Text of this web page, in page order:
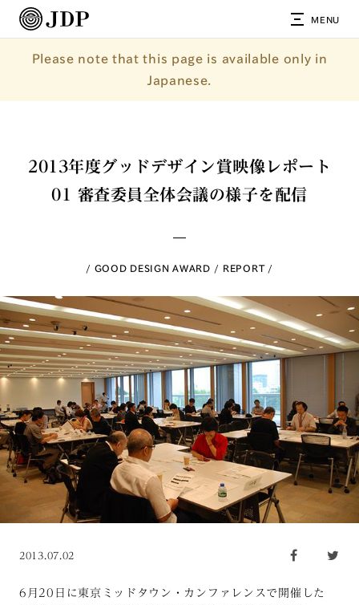
MENU
Please note that this page is available only in
Japanese.
2013年度グッドデザイン賞映像レポート
01 審査委員全体会議の様子を配信
GOOD DESIGN AWARD REPORT
2013.07.02
6月20日に東京ミッドタウン・カンファレンスで開催した